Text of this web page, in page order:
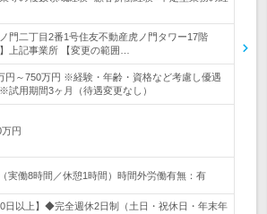
門二丁目2番1号住友不動産虎ノ門タワー17階
上記事業所 【変更の範囲…
円～750万円 ※経験・年齢・資格など考慮し優遇
試用期間3ヶ月（待遇変更なし）
円
実働8時間／休憩1時間）時間外労働有無：有
日以上】◆完全週休2日制（土日・祝休日・年末年